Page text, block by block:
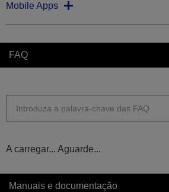
Mobile Apps
FAQ
A carregar... Aguarde...
Manuais e documentação